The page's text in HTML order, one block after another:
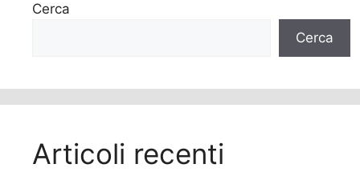
Cerca
Cerca
Articoli recenti